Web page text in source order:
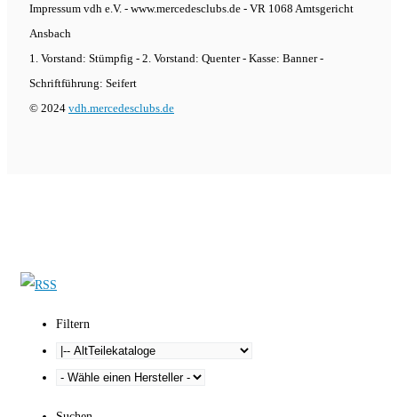
Impressum vdh e.V. - www.mercedesclubs.de - VR 1068 Amtsgericht
Ansbach
1. Vorstand: Stümpfig - 2. Vorstand: Quenter - Kasse: Banner -
Schriftführung: Seifert
© 2024 vdh.mercedesclubs.de
Filtern